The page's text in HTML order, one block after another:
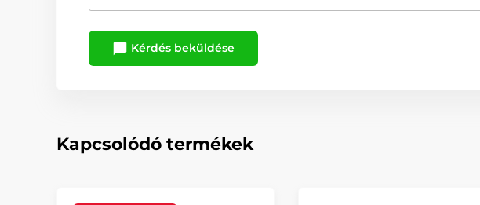
Kérdés beküldése
Kapcsolódó termékek